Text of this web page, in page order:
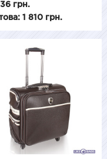
грн.
1 810 грн.